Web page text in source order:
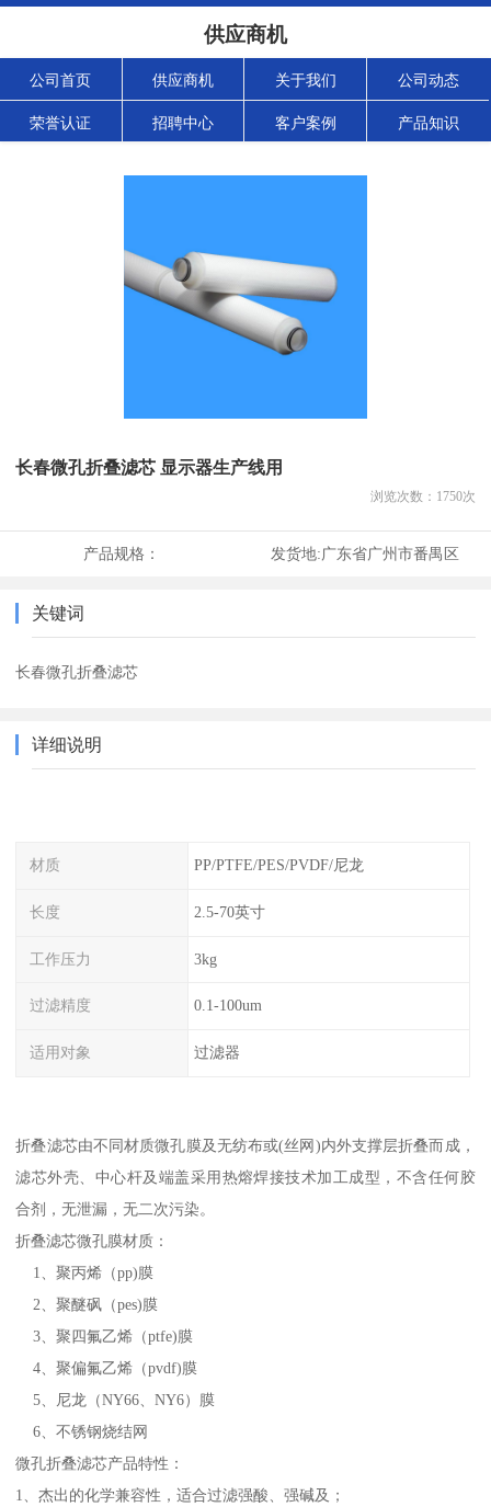
供应商机
公司首页 供应商机 关于我们 公司动态
荣誉认证 招聘中心 客户案例 产品知识
长春微孔折叠滤芯 显示器生产线用
浏览次数： 1750次
产品规格： 发货地:广东省广州市番禺区
关键词
长春微孔折叠滤芯
详细说明
材质 PP/PTFE/PES/PVDF/尼龙
长度 2.5-70英寸
工作压力 3kg
过滤精度 0.1-100um
适用对象 过滤器
折叠滤芯由不同材质微孔膜及无纺布或(丝网)内外支撑层折叠而成，
滤芯外壳、中心杆及端盖采用热熔焊接技术加工成型，不含任何胶
合剂，无泄漏，无二次污染。
折叠滤芯微孔膜材质：
1、聚丙烯（pp)膜
2、聚醚砜（pes)膜
3、聚四氟乙烯（ptfe)膜
4、聚偏氟乙烯（pvdf)膜
5、尼龙（NY66、NY6）膜
6、不锈钢烧结网
微孔折叠滤芯产品特性：
1、杰出的化学兼容性，适合过滤强酸、强碱及；